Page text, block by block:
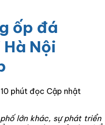
ốp đá
Nội
10 phút đọc Cập nhật
lớn khác, sự phát triển